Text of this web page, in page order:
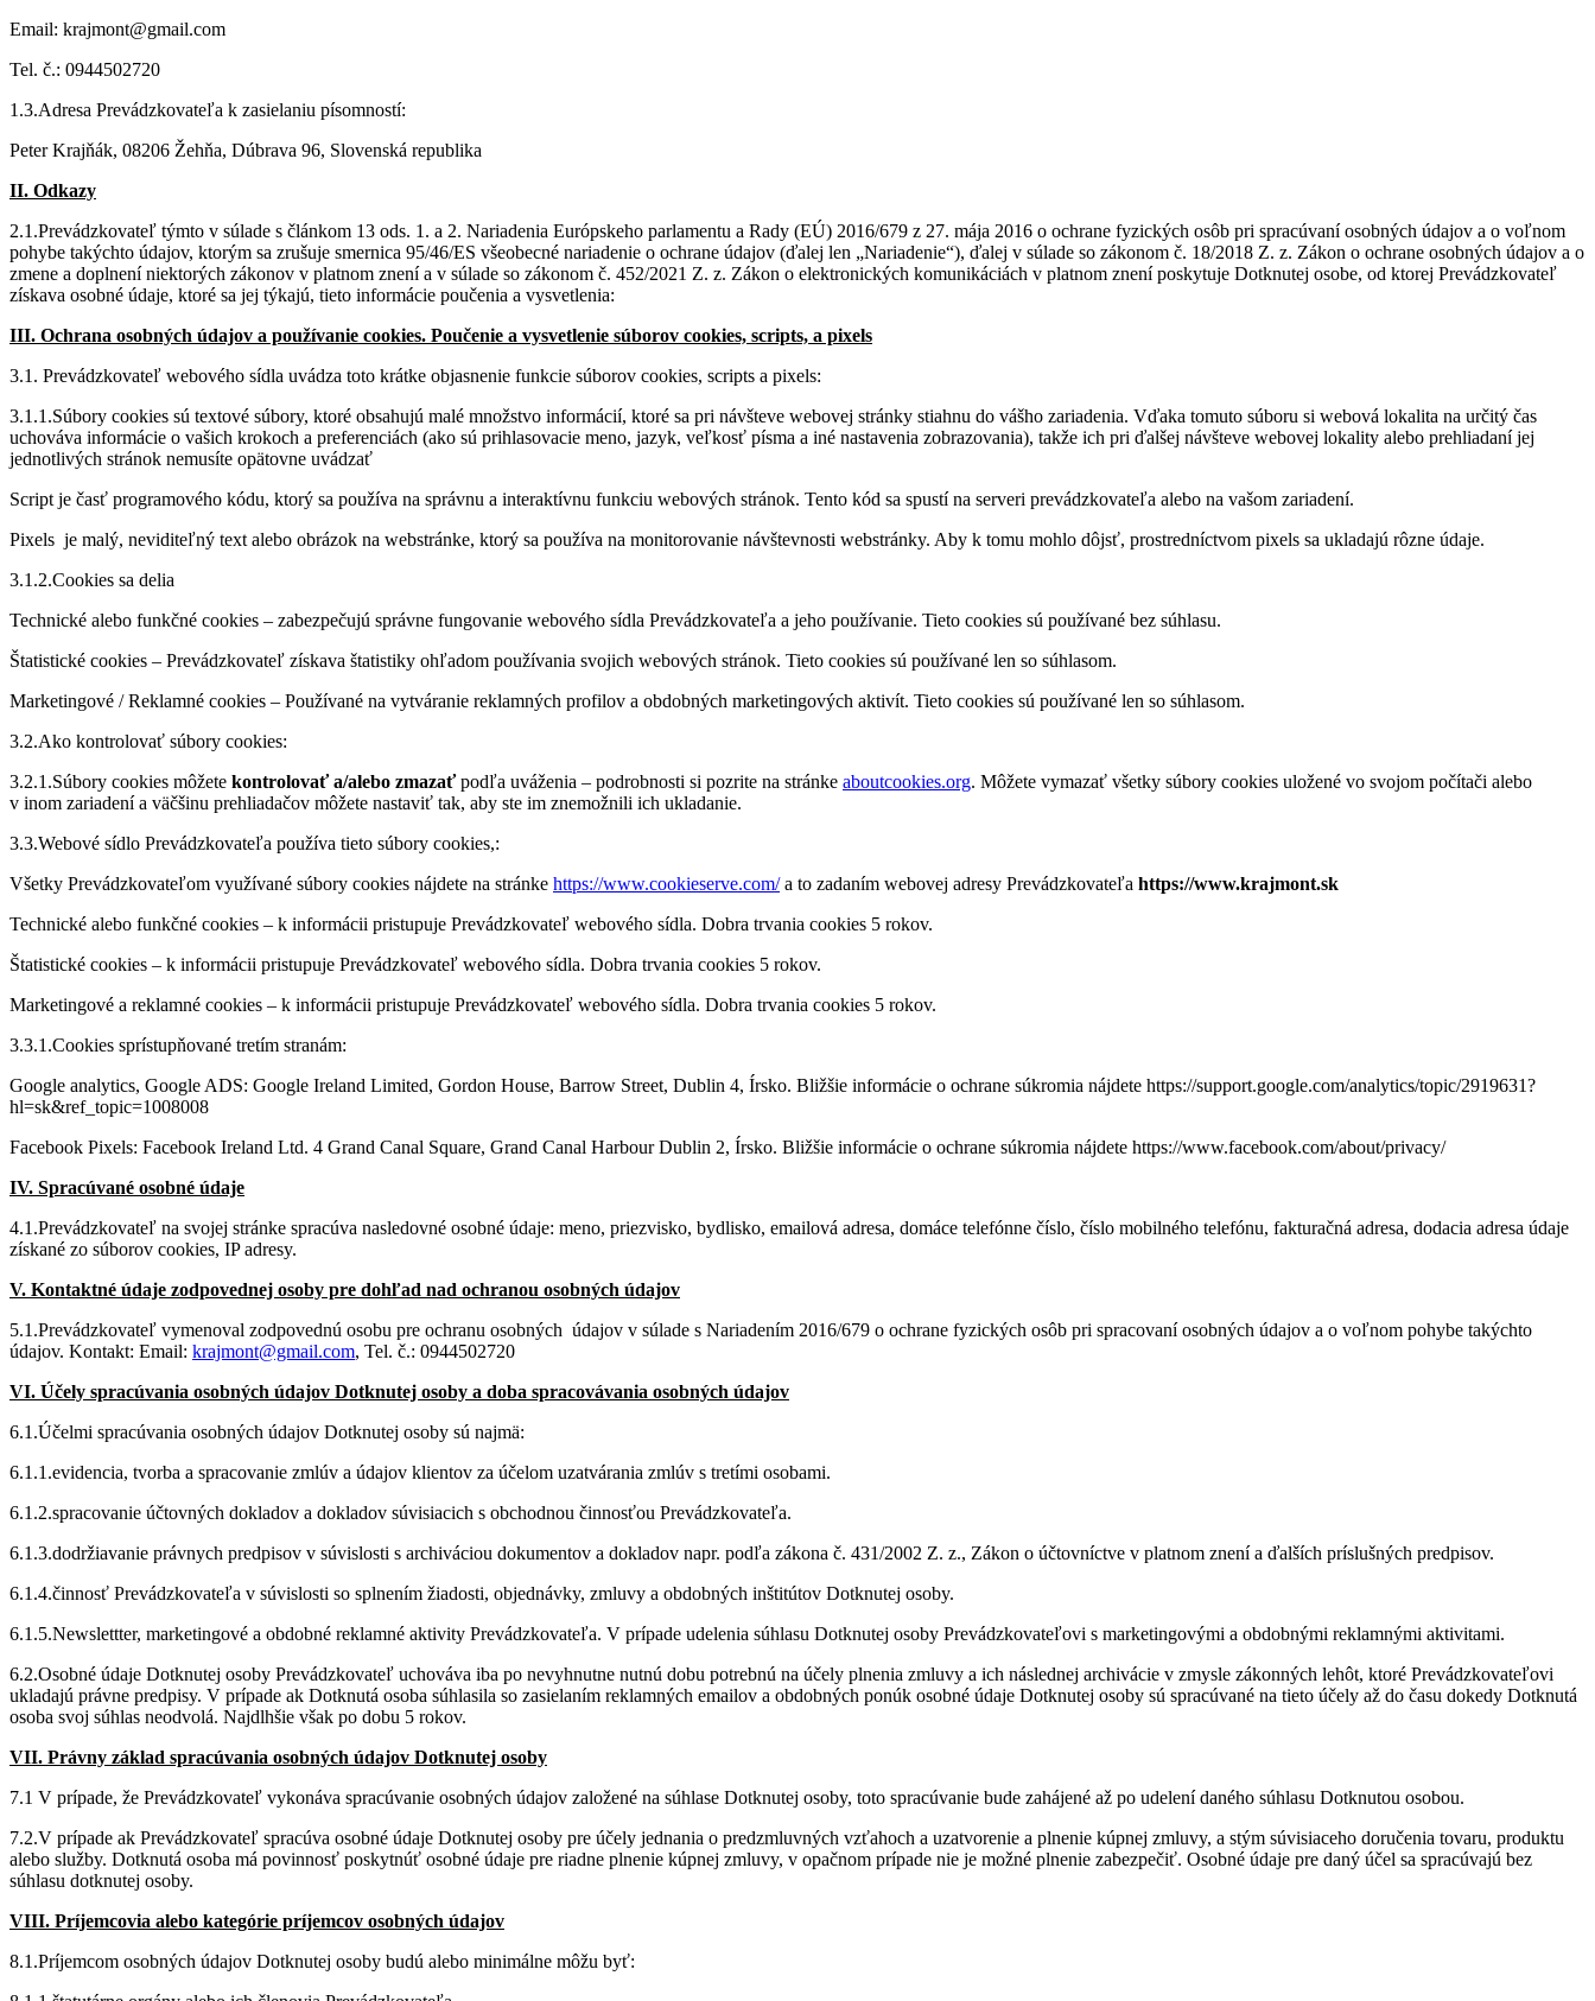
Email: krajmont@gmail.com
Tel. č.: 0944502720
1.3.Adresa Prevádzkovateľa k zasielaniu písomností:
Peter Krajňák, 08206 Žehňa, Dúbrava 96, Slovenská republika
II. Odkazy
2.1.Prevádzkovateľ týmto v súlade s článkom 13 ods. 1. a 2. Nariadenia Európskeho parlamentu a Rady (EÚ) 2016/679 z 27. mája 2016 o ochrane fyzických osôb pri spracúvaní osobných údajov a o voľnom
pohybe takýchto údajov, ktorým sa zrušuje smernica 95/46/ES všeobecné nariadenie o ochrane údajov (ďalej len „Nariadenie“), ďalej v súlade so zákonom č. 18/2018 Z. z. Zákon o ochrane osobných údajov a o
zmene a doplnení niektorých zákonov v platnom znení a v súlade so zákonom č. 452/2021 Z. z. Zákon o elektronických komunikáciách v platnom znení poskytuje Dotknutej osobe, od ktorej Prevádzkovateľ
získava osobné údaje, ktoré sa jej týkajú, tieto informácie poučenia a vysvetlenia:
III. Ochrana osobných údajov a používanie cookies. Poučenie a vysvetlenie súborov cookies, scripts, a pixels
3.1. Prevádzkovateľ webového sídla uvádza toto krátke objasnenie funkcie súborov cookies, scripts a pixels:
3.1.1.Súbory cookies sú textové súbory, ktoré obsahujú malé množstvo informácií, ktoré sa pri návšteve webovej stránky stiahnu do vášho zariadenia. Vďaka tomuto súboru si webová lokalita na určitý čas
uchováva informácie o vašich krokoch a preferenciách (ako sú prihlasovacie meno, jazyk, veľkosť písma a iné nastavenia zobrazovania), takže ich pri ďalšej návšteve webovej lokality alebo prehliadaní jej
jednotlivých stránok nemusíte opätovne uvádzať
Script je časť programového kódu, ktorý sa používa na správnu a interaktívnu funkciu webových stránok. Tento kód sa spustí na serveri prevádzkovateľa alebo na vašom zariadení.
Pixels je malý, neviditeľný text alebo obrázok na webstránke, ktorý sa používa na monitorovanie návštevnosti webstránky. Aby k tomu mohlo dôjsť, prostredníctvom pixels sa ukladajú rôzne údaje.
3.1.2.Cookies sa delia
Technické alebo funkčné cookies – zabezpečujú správne fungovanie webového sídla Prevádzkovateľa a jeho používanie. Tieto cookies sú používané bez súhlasu.
Štatistické cookies – Prevádzkovateľ získava štatistiky ohľadom používania svojich webových stránok. Tieto cookies sú používané len so súhlasom.
Marketingové / Reklamné cookies – Používané na vytváranie reklamných profilov a obdobných marketingových aktivít. Tieto cookies sú používané len so súhlasom.
3.2.Ako kontrolovať súbory cookies:
3.2.1.Súbory cookies môžete kontrolovať a/alebo zmazaťpodľa uváženia – podrobnosti si pozrite na stránke aboutcookies.org. Môžete vymazať všetky súbory cookies uložené vo svojom počítači alebo
v inom zariadení a väčšinu prehliadačov môžete nastaviť tak, aby ste im znemožnili ich ukladanie.
3.3.Webové sídlo Prevádzkovateľa používa tieto súbory cookies,:
Všetky Prevádzkovateľom využívané súbory cookies nájdete na stránke https://www.cookieserve.com/a to zadaním webovej adresy Prevádzkovateľa https://www.krajmont.sk
Technické alebo funkčné cookies – k informácii pristupuje Prevádzkovateľ webového sídla. Dobra trvania cookies 5 rokov.
Štatistické cookies – k informácii pristupuje Prevádzkovateľ webového sídla. Dobra trvania cookies 5 rokov.
Marketingové a reklamné cookies – k informácii pristupuje Prevádzkovateľ webového sídla. Dobra trvania cookies 5 rokov.
3.3.1.Cookies sprístupňované tretím stranám:
Google analytics, Google ADS: Google Ireland Limited, Gordon House, Barrow Street, Dublin 4, Írsko. Bližšie informácie o ochrane súkromia nájdete https://support.google.com/analytics/topic/2919631?
hl=sk&ref_topic=1008008
Facebook Pixels: Facebook Ireland Ltd. 4 Grand Canal Square, Grand Canal Harbour Dublin 2, Írsko. Bližšie informácie o ochrane súkromia nájdete https://www.facebook.com/about/privacy/
IV. Spracúvané osobné údaje
4.1.Prevádzkovateľ na svojej stránke spracúva nasledovné osobné údaje: meno, priezvisko, bydlisko, emailová adresa, domáce telefónne číslo, číslo mobilného telefónu, fakturačná adresa, dodacia adresa údaje
získané zo súborov cookies, IP adresy.
V. Kontaktné údaje zodpovednej osoby pre dohľad nad ochranou osobných údajov
5.1.Prevádzkovateľ vymenoval zodpovednú osobu pre ochranu osobných údajov v súlade s Nariadením 2016/679 o ochrane fyzických osôb pri spracovaní osobných údajov a o voľnom pohybe takýchto
údajov. Kontakt: Email: krajmont@gmail.com, Tel. č.: 0944502720
VI. Účely spracúvania osobných údajov Dotknutej osoby a doba spracovávania osobných údajov
6.1.Účelmi spracúvania osobných údajov Dotknutej osoby sú najmä:
6.1.1.evidencia, tvorba a spracovanie zmlúv a údajov klientov za účelom uzatvárania zmlúv s tretími osobami.
6.1.2.spracovanie účtovných dokladov a dokladov súvisiacich s obchodnou činnosťou Prevádzkovateľa.
6.1.3.dodržiavanie právnych predpisov v súvislosti s archiváciou dokumentov a dokladov napr. podľa zákona č. 431/2002 Z. z., Zákon o účtovníctve v platnom znení a ďalších príslušných predpisov.
6.1.4.činnosť Prevádzkovateľa v súvislosti so splnením žiadosti, objednávky, zmluvy a obdobných inštitútov Dotknutej osoby.
6.1.5.Newslettter, marketingové a obdobné reklamné aktivity Prevádzkovateľa. V prípade udelenia súhlasu Dotknutej osoby Prevádzkovateľovi s marketingovými a obdobnými reklamnými aktivitami.
6.2.Osobné údaje Dotknutej osoby Prevádzkovateľ uchováva iba po nevyhnutne nutnú dobu potrebnú na účely plnenia zmluvy a ich následnej archivácie v zmysle zákonných lehôt, ktoré Prevádzkovateľovi
ukladajú právne predpisy. V prípade ak Dotknutá osoba súhlasila so zasielaním reklamných emailov a obdobných ponúk osobné údaje Dotknutej osoby sú spracúvané na tieto účely až do času dokedy Dotknutá
osoba svoj súhlas neodvolá. Najdlhšie však po dobu 5 rokov.
VII. Právny základ spracúvania osobných údajov Dotknutej osoby
7.1 V prípade, že Prevádzkovateľ vykonáva spracúvanie osobných údajov založené na súhlase Dotknutej osoby, toto spracúvanie bude zahájené až po udelení daného súhlasu Dotknutou osobou.
7.2.V prípade ak Prevádzkovateľ spracúva osobné údaje Dotknutej osoby pre účely jednania o predzmluvných vzťahoch a uzatvorenie a plnenie kúpnej zmluvy, a stým súvisiaceho doručenia tovaru, produktu
alebo služby. Dotknutá osoba má povinnosť poskytnúť osobné údaje pre riadne plnenie kúpnej zmluvy, v opačnom prípade nie je možné plnenie zabezpečiť. Osobné údaje pre daný účel sa spracúvajú bez
súhlasu dotknutej osoby.
VIII. Príjemcovia alebo kategórie príjemcov osobných údajov
8.1.Príjemcom osobných údajov Dotknutej osoby budú alebo minimálne môžu byť: